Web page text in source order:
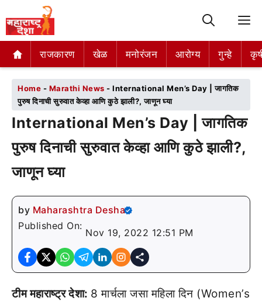
राजकारण खेळ मनोरंजन आरोग्य गुन्हे
राजकारण खेळ मनोरंजन आरोग्य गुन्हे
Home - Marathi News - International Men’s Day | जागतिक
पुरुष दिनाची सुरुवात केव्हा आणि कुठे झाली?, जाणून घ्या
International Men’s Day | जागतिक
पुरुष दिनाची सुरुवात केव्हा आणि कुठे झाली?,
जाणून घ्या
by Maharashtra Desha
Published On:
Nov 19, 2022 12:51 PM
टीम महाराष्ट्र देशा: 8 मार्चला जसा महिला दिन (Women’s